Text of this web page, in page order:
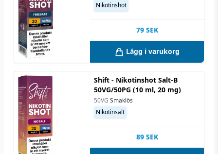
Nikotinshot
79 SEK
Lägg i varukorg
Shift - Nikotinshot Salt-B
50VG/50PG (10 ml, 20 mg)
50VG Smaklös
Nikotinsalt
89 SEK